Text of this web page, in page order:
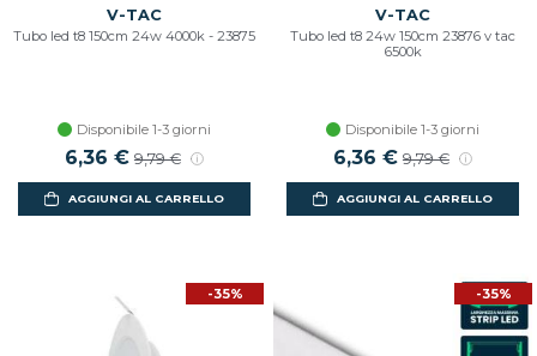
V-TAC
Tubo led t8 150cm 24w 4000k - 23875
Disponibile 1-3 giorni
6,36 € 9,79 €
AGGIUNGI AL CARRELLO
V-TAC
Tubo led t8 24w 150cm 23876 v tac
6500k
Disponibile 1-3 giorni
6,36 € 9,79 €
AGGIUNGI AL CARRELLO
-35% -35%